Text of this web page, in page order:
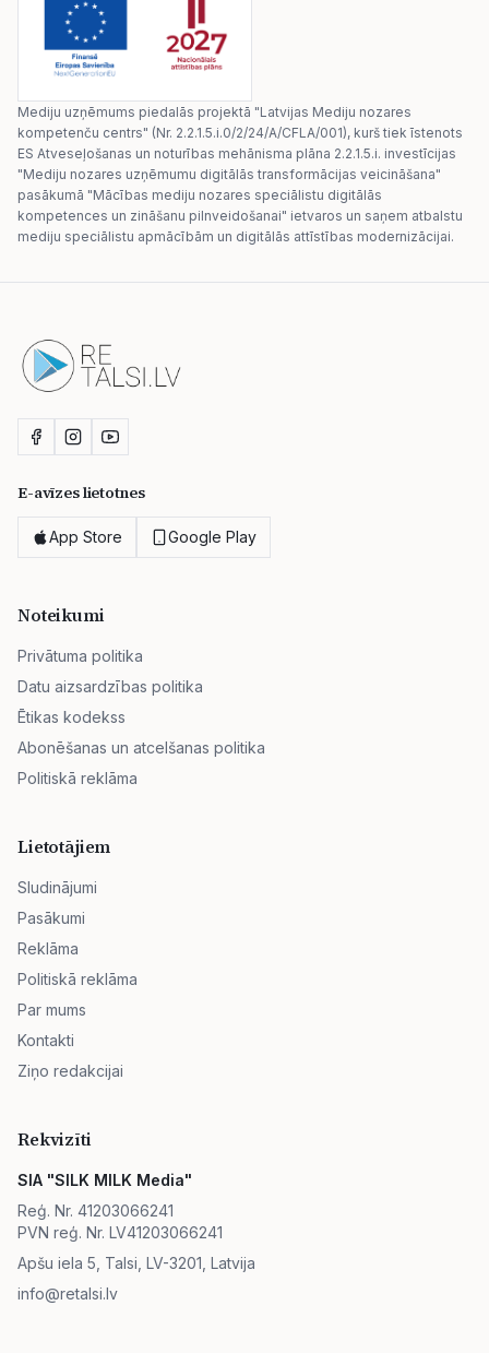
Mediju uzņēmums piedalās projektā "Latvijas Mediju nozares
kompetenču centrs" (Nr. 2.2.1.5.i.0/2/24/A/CFLA/001), kurš tiek īstenots
ES Atveseļošanas un noturības mehānisma plāna 2.2.1.5.i. investīcijas
"Mediju nozares uzņēmumu digitālās transformācijas veicināšana"
pasākumā "Mācības mediju nozares speciālistu digitālās
kompetences un zināšanu pilnveidošanai" ietvaros un saņem atbalstu
mediju speciālistu apmācībām un digitālās attīstības modernizācijai.
E-avīzes lietotnes
App Store Google Play
Noteikumi
Privātuma politika
Datu aizsardzības politika
Ētikas kodekss
Abonēšanas un atcelšanas politika
Politiskā reklāma
Lietotājiem
Sludinājumi
Pasākumi
Reklāma
Politiskā reklāma
Par mums
Kontakti
Ziņo redakcijai
Rekvizīti
SIA "SILK MILK Media"
Reģ. Nr. 41203066241
PVN reģ. Nr. LV41203066241
Apšu iela 5, Talsi, LV-3201, Latvija
info@retalsi.lv